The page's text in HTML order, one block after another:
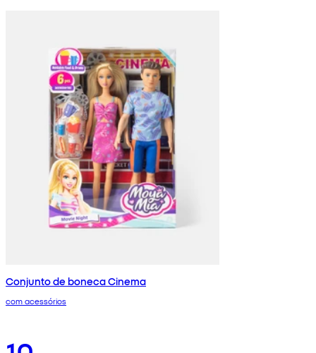
Conjunto de boneca Cinema
com acessórios